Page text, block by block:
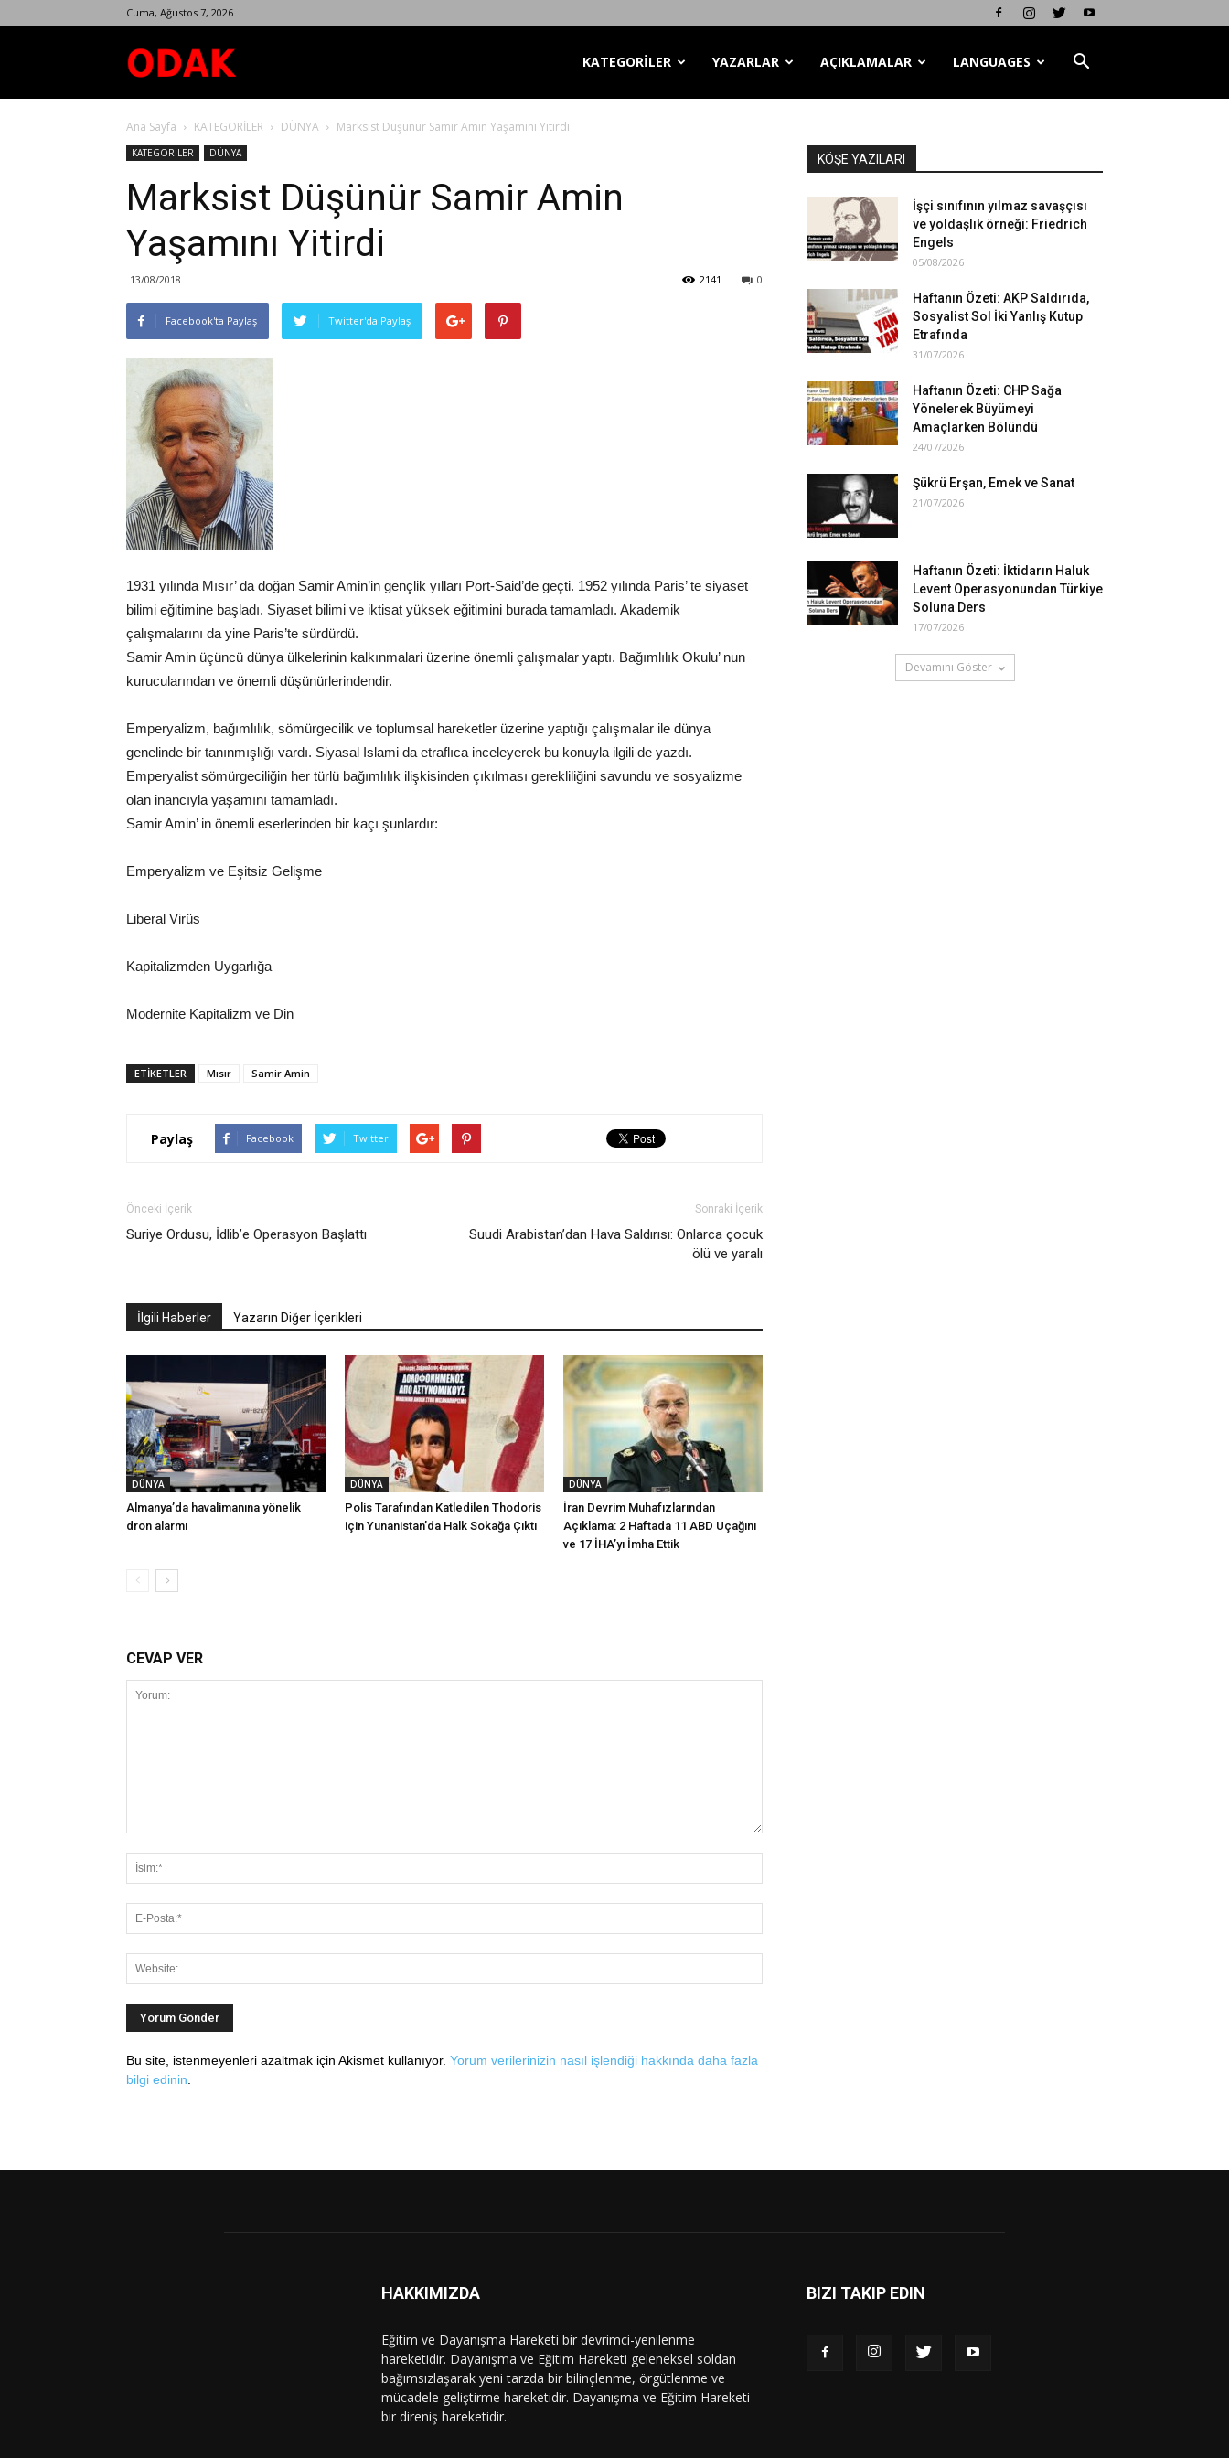
Cuma, Ağustos 7, 2026
Dergisi
KATEGORİLER YAZARLAR AÇIKLAMALAR LANGUAGES
Ana Sayfa KATEGORİLER DÜNYA Marksist Düşünür Samir Amin Yaşamını Yitirdi
KATEGORİLER DÜNYA
Marksist Düşünür Samir Amin
Yaşamını Yitirdi
13/08/2018 0
2141
Facebook'ta Paylaş Twitter'da Paylaş
1931 yılında Mısır’ da doğan Samir Amin’in gençlik yılları Port-Said’de geçti. 1952 yılında Paris’ te siyaset
bilimi eğitimine başladı. Siyaset bilimi ve iktisat yüksek eğitimini burada tamamladı. Akademik
çalışmalarını da yine Paris’te sürdürdü.
Samir Amin üçüncü dünya ülkelerinin kalkınmalari üzerine önemli çalışmalar yaptı. Bağımlılık Okulu’ nun
kurucularından ve önemli düşünürlerindendir.
Emperyalizm, bağımlılık, sömürgecilik ve toplumsal hareketler üzerine yaptığı çalışmalar ile dünya
genelinde bir tanınmışlığı vardı. Siyasal Islami da etraflıca inceleyerek bu konuyla ilgili de yazdı.
Emperyalist sömürgeciliğin her türlü bağımlılık ilişkisinden çıkılması gerekliliğini savundu ve sosyalizme
olan inancıyla yaşamını tamamladı.
Samir Amin’ in önemli eserlerinden bir kaçı şunlardır:
Emperyalizm ve Eşitsiz Gelişme
Liberal Virüs
Kapitalizmden Uygarlığa
Modernite Kapitalizm ve Din
ETIKETLER Mısır Samir Amin
Paylaş Facebook Twitter
Önceki İçerik
Suriye Ordusu, İdlib’e Operasyon Başlattı
Sonraki İçerik
Suudi Arabistan’dan Hava Saldırısı: Onlarca çocuk
ölü ve yaralı
İlgili Haberler Yazarın Diğer İçerikleri
DÜNYA
Almanya’da havalimanına yönelik
dron alarmı
DÜNYA
Polis Tarafından Katledilen Thodoris
için Yunanistan’da Halk Sokağa Çıktı
DÜNYA
İran Devrim Muhafızlarından
Açıklama: 2 Haftada 11 ABD Uçağını
ve 17 İHA’yı İmha Ettik
CEVAP VER
Bu site, istenmeyenleri azaltmak için Akismet kullanıyor. Yorum verilerinizin nasıl işlendiği hakkında daha fazla
bilgi edinin
KÖŞE YAZILARI
İşçi sınıfının yılmaz savaşçısı
ve yoldaşlık örneği: Friedrich
Engels
05/08/2026
Haftanın Özeti: AKP Saldırıda,
Sosyalist Sol İki Yanlış Kutup
Etrafında
31/07/2026
Haftanın Özeti: CHP Sağa
Yönelerek Büyümeyi
Amaçlarken Bölündü
24/07/2026
Şükrü Erşan, Emek ve Sanat
21/07/2026
Haftanın Özeti: İktidarın Haluk
Levent Operasyonundan Türkiye
Soluna Ders
17/07/2026
Devamını Göster
HAKKIMIZDA
Eğitim ve Dayanışma Hareketi bir devrimci-yenilenme
hareketidir. Dayanışma ve Eğitim Hareketi geleneksel soldan
bağımsızlaşarak yeni tarzda bir bilinçlenme, örgütlenme ve
mücadele geliştirme hareketidir. Dayanışma ve Eğitim Hareketi
bir direniş hareketidir.
BIZI TAKIP EDIN